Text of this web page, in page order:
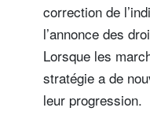
correction de
l’annonce des
Lorsque les
stratégie a de
leur progression.